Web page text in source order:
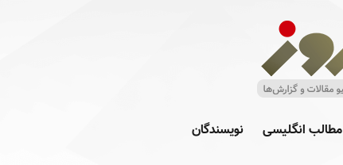
مطالب انگلیسی نویسندگان